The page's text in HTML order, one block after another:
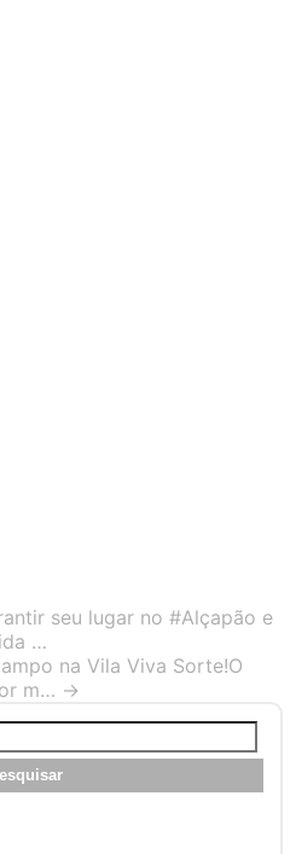
seu lugar no #Alçapão e
…
na Vila Viva Sorte!O
m… →